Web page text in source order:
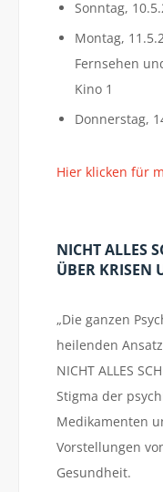
Sonntag,
Montag,
Fernsehen
Kino 1
Donnerstag,
Hier klicken für
NICHT ALLES
ÜBER KRISEN
„Die ganzen
heilenden
NICHT ALLES
Stigma der
Medikamenten
Vorstellungen
Gesundheit.